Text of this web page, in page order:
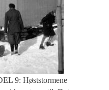
9: Høststormene